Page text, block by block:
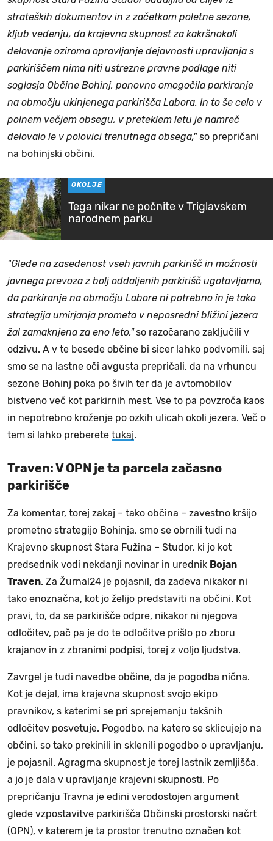
strateških dokumentov in z začetkom poletne sezone,
kljub vedenju, da krajevna skupnost za kakršnokoli
delovanje oziroma opravljanje dejavnosti upravljanja s
parkiriščem nima niti ustrezne pravne podlage niti
soglasja Občine Bohinj, ponovno omogočila parkiranje
na območju ukinjenega parkirišča Labora. In to še celo v
polnem večjem obsegu, v preteklem letu je namreč
delovalo le v polovici trenutnega obsega,"so prepričani
na bohinjski občini.
OKOLJE
Tega nikar ne počnite v Triglavskem
narodnem parku
"Glede na zasedenost vseh javnih parkirišč in možnosti
javnega prevoza z bolj oddaljenih parkirišč ugotavljamo,
da parkiranje na območju Labore ni potrebno in je tako
strategija umirjanja prometa v neposredni bližini jezera
žal zamaknjena za eno leto,"so razočarano zaključili v
odzivu. A v te besede občine bi sicer lahko podvomili, saj
smo se na lastne oči avgusta prepričali, da na vrhuncu
sezone Bohinj poka po šivih ter da je avtomobilov
bistveno več kot parkirnih mest. Vse to pa povzroča kaos
in nepotrebno kroženje po ozkih ulicah okoli jezera. Več o
tem si lahko preberete tukaj.
Traven: V OPN je ta parcela začasno
parkirišče
Za komentar, torej zakaj – tako občina – zavestno kršijo
prometno strategijo Bohinja, smo se obrnili tudi na
Krajevno skupnost Stara Fužina – Studor, ki jo kot
predsednik vodi nekdanji novinar in urednik Bojan
Traven. Za Žurnal24 je pojasnil, da zadeva nikakor ni
tako enoznačna, kot jo želijo predstaviti na občini. Kot
pravi, to, da se parkirišče odpre, nikakor ni njegova
odločitev, pač pa je do te odločitve prišlo po zboru
krajanov in z zbranimi podpisi, torej z voljo ljudstva.
Zavrgel je tudi navedbe občine, da je pogodba nična.
Kot je dejal, ima krajevna skupnost svojo ekipo
pravnikov, s katerimi se pri sprejemanju takšnih
odločitev posvetuje. Pogodbo, na katero se sklicujejo na
občini, so tako prekinili in sklenili pogodbo o upravljanju,
je pojasnil. Agragrna skupnost je torej lastnik zemljišča,
a jo je dala v upravljanje krajevni skupnosti. Po
prepričanju Travna je edini verodostojen argument
glede vzpostavitve parkirišča Občinski prostorski načrt
(OPN), v katerem je ta prostor trenutno označen kot